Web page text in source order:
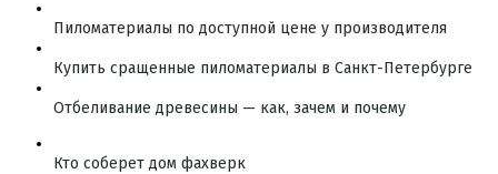
Пиломатериалы по доступной цене у производителя
Купить сращенные пиломатериалы в Санкт-Петербурге
Отбеливание древесины — как, зачем и почему
Кто соберет дом фахверк